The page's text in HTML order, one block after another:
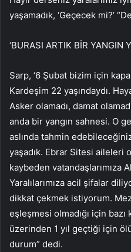
yaşamadık, ‘Geçecek mi?’
‘BURASI ARTIK BİR YANGIN
Sarp, ‘6 Şubat bizim için
Kardeşim 22 yaşındaydı.
Asker olamadı, damat
anda bir yangın sahnesi. O
aslında tahmin
yaşadık. Ebrar Sitesi aileleri
kaybeden vatandaşlarımıza
Yaralılarımıza acil şifalar
dikkat çekmek istiyorum.
eşleşmesi olmadığı için bazı
üzerinden 1 yıl geçtiği için
durum” dedi.